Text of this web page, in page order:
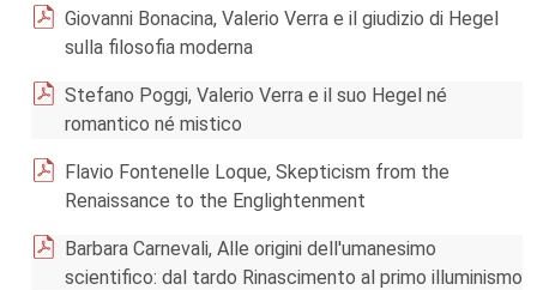
Giovanni Bonacina, Valerio Verra e il giudizio di Hegel
sulla filosofia moderna
Stefano Poggi, Valerio Verra e il suo Hegel né
romantico né mistico
Flavio Fontenelle Loque, Skepticism from the
Renaissance to the Englightenment
Barbara Carnevali, Alle origini dell'umanesimo
scientifico: dal tardo Rinascimento al primo illuminismo